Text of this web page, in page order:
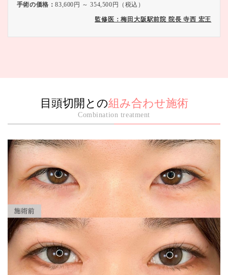
手術の価格：83,600円 ～ 354,500円（税込）
監修医：梅田大阪駅前院 院長 寺西 宏王
目頭切開との組み合わせ施術
Combination treatment